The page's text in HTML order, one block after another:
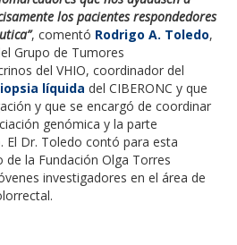
los pacientes respondedores
, comentó Rodrigo A. Toledo,
Grupo de Tumores
del VHIO, coordinador del
líquida del CIBERONC y que
y que se encargó de coordinar
genómica y la parte
El Dr. Toledo contó para esta
la Fundación Olga Torres
investigadores en el área de